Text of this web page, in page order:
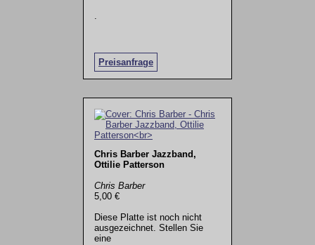
Preisanfrage
Chris Barber Jazzband,
Ottilie Patterson
Chris Barber
5,00 €
Diese Platte ist noch nicht
ausgezeichnet. Stellen Sie
eine